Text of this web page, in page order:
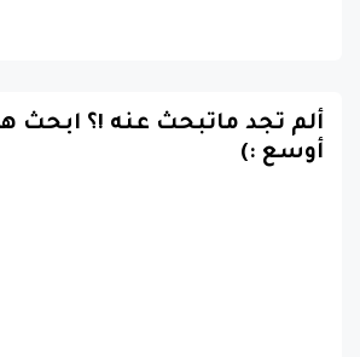
ألم تجد ماتبحث عنه !؟ ابحث
أوسع :)